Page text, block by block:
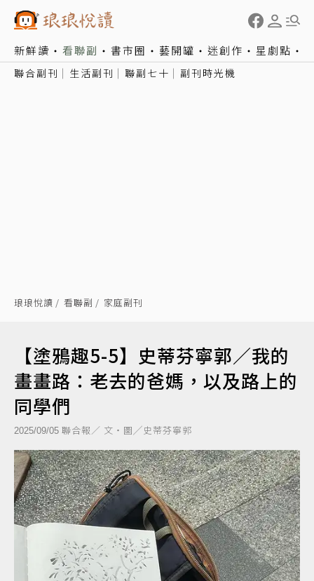
新鮮讀 看聯副 書市圈 藝開罐 迷創作 星劇點
聯合副刊 生活副刊 聯副七十 副刊時光機
琅琅悅讀 看聯副 家庭副刊
【塗鴉趣5-5】史蒂芬寧郭／我的
畫畫路：老去的爸媽，以及路上的
同學們
2025/09/05 聯合報／ 文‧圖╱史蒂芬寧郭